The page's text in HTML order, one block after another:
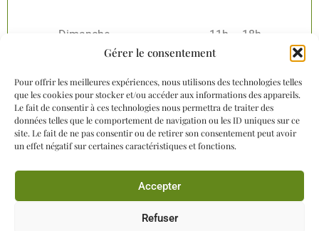
Gérer le consentement
Pour offrir les meilleures expériences, nous utilisons des technologies telles
que les cookies pour stocker et/ou accéder aux informations des appareils.
Le fait de consentir à ces technologies nous permettra de traiter des
données telles que le comportement de navigation ou les ID uniques sur ce
site. Le fait de ne pas consentir ou de retirer son consentement peut avoir
un effet négatif sur certaines caractéristiques et fonctions.
Accepter
Refuser
Dimanche 11h – 18h
Anticipez votre visite aux Jardins Sothys en
achetant vos billets d’entrée dès maintenant !